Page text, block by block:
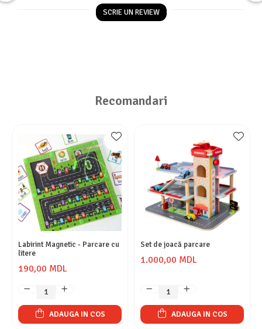
SCRIE UN REVIEW
Recomandari
Labirint Magnetic - Parcare cu
litere
190,00 MDL
ADAUGA IN COS
Set de joacă parcare
1.000,00 MDL
ADAUGA IN COS